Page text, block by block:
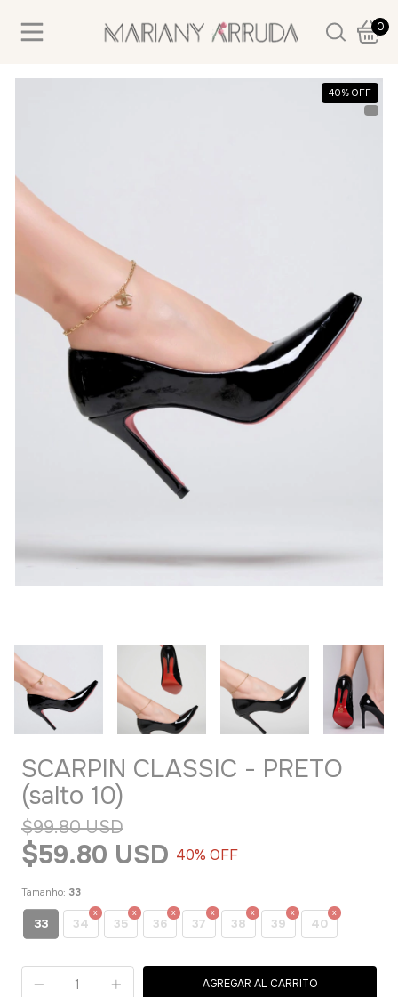
0
40% OFF
SCARPIN CLASSIC - PRETO
(salto 10)
$99.80 USD
$59.80 USD 40% OFF
Tamanho: 33
33 34 35 36 37 38 39 40